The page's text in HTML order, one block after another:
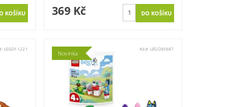
369 Kč
LEGO11221
Novinka
Kód: LEGO30687